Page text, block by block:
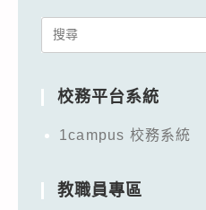
Search
校務平台系統
1campus 校務系統
教職員專區